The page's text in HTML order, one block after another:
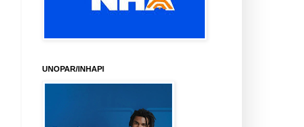
UNOPAR/INHAPI